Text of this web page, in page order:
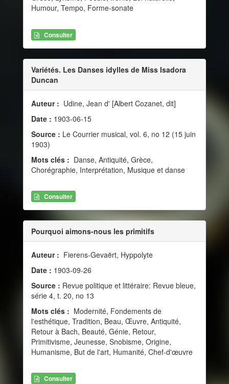
Humour, Tempo, Forme-sonate
Consulter
Variétés. Les Danses idylles de Miss Isadora
Duncan
Auteur : Udine, Jean d' [Albert Cozanet, dit]
Date : 1903-06-15
Source : Le Courrier musical, vol. 6, no 12 (15 juin
1903)
Mots clés : Danse, Antiquité, Grèce,
Chorégraphie, Interprétation, Musique et danse
Consulter
Pourquoi aimons-nous les primitifs
Auteur : Fierens-Gevaërt, Hyppolyte
Date : 1903-09-26
Source : Revue politique et littéraire: Revue bleue,
série 4, t. 20, no 13
Mots clés : Modernité, Fondements de
l'esthétique, Tradition, Beau, Œuvre, Antiquité,
Retour à Bach, Beauté, Génie, Retour,
Primitivisme, Jeunesse, Snobisme, Origine,
Humanisme, But de l'art, Humanité, Chef-d'œuvre
Consulter